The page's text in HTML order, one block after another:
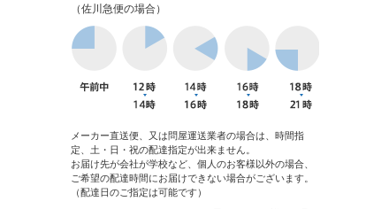
（佐川急便の場合）
メーカー直送便、又は問屋運送業者の場合は、時間指
定、土・日・祝の配達指定が出来ません。
お届け先が会社が学校など、個人のお客様以外の場合、
ご希望の配達時間にお届けできない場合がございます。
（配達日のご指定は可能です）